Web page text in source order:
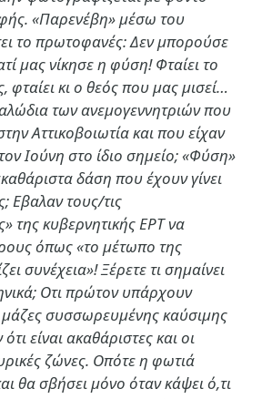
«Παρενέβη» μέσω του
το πρωτοφανές: Δεν μπορούσε
μας νίκησε η φύση! Φταίει το
φταίει κι ο θεός που μας μισεί…
των ανεμογεννητριών που
Αττικοβοιωτία και που είχαν
Ιούνη στο ίδιο σημείο; «Φύση»
δάση που έχουν γίνει
Εβαλαν τους/τις
της κυβερνητικής ΕΡΤ να
όπως «το μέτωπο της
συνέχεια»! Ξέρετε τι σημαίνει
Οτι πρώτον υπάρχουν
μάζες συσσωρευμένης καύσιμης
είναι ακαθάριστες και οι
ζώνες. Οπότε η φωτιά
θα σβήσει μόνο όταν κάψει ό,τι